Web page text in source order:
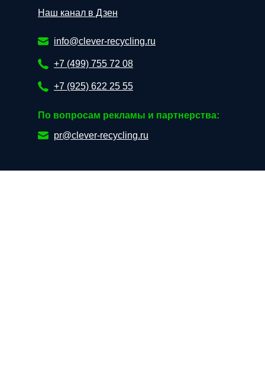
Наш канал в Дзен
info@clever-recycling.ru
+7 (499) 755 72 08
+7 (925) 622 25 55
По вопросам рекламы и партнерства:
pr@clever-recycling.ru